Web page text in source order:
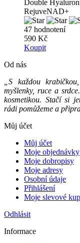
Double
RejuveNAD+
47 hodnotení
590 Kč
Koupit
Od nás
„S každou
myšlenky, ruce a
kosmetikou. Stačí si
rádi pomůžeme a
Můj účet
Můj účet
Moje objednávky
Moje dobropisy
Moje adresy
Osobní údaje
Přihlášení
Moje slevové
Odhlásit
Informace